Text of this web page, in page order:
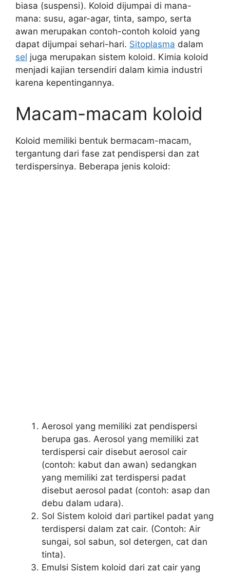
biasa (suspensi). Koloid dijumpai di mana-
mana: susu, agar-agar, tinta, sampo, serta
awan merupakan contoh-contoh koloid yang
dapat dijumpai sehari-hari. Sitoplasma dalam
sel juga merupakan sistem koloid. Kimia koloid
menjadi kajian tersendiri dalam kimia industri
karena kepentingannya.
Macam-macam koloid
Koloid memiliki bentuk bermacam-macam,
tergantung dari fase zat pendispersi dan zat
terdispersinya. Beberapa jenis koloid:
Aerosol yang memiliki zat pendispersi
berupa gas. Aerosol yang memiliki zat
terdispersi cair disebut aerosol cair
(contoh: kabut dan awan) sedangkan
yang memiliki zat terdispersi padat
disebut aerosol padat (contoh: asap dan
debu dalam udara).
Sol Sistem koloid dari partikel padat yang
terdispersi dalam zat cair. (Contoh: Air
sungai, sol sabun, sol detergen, cat dan
tinta).
Emulsi Sistem koloid dari zat cair yang